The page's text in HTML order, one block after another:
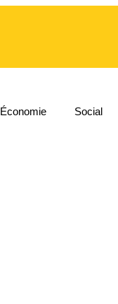
Économie Social